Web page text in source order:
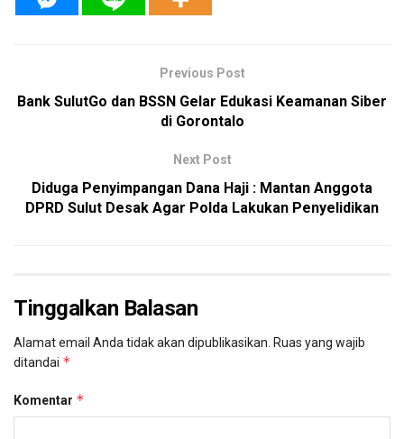
Previous Post
Bank SulutGo dan BSSN Gelar Edukasi Keamanan Siber
di Gorontalo
Next Post
Diduga Penyimpangan Dana Haji : Mantan Anggota
DPRD Sulut Desak Agar Polda Lakukan Penyelidikan
Tinggalkan Balasan
Alamat email Anda tidak akan dipublikasikan. Ruas yang wajib
ditandai *
Komentar *